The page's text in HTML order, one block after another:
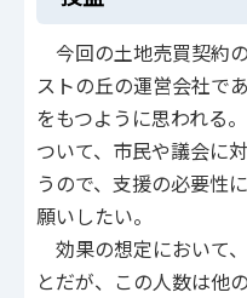
今回の土地売買契約
ストの丘の運営会社で
をもつように思われる
ついて、市民や議会に
うので、支援の必要性
願いしたい。
効果の想定において
とだが、この人数は他